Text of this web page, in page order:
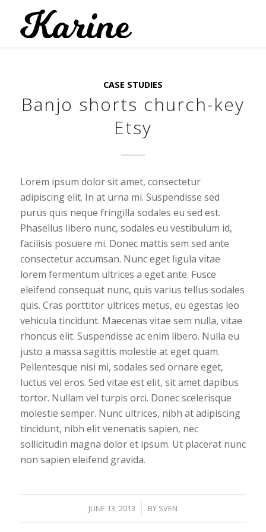
CASE STUDIES
Banjo shorts church-key
Etsy
Lorem ipsum dolor sit amet, consectetur
adipiscing elit. In at urna mi. Suspendisse sed
purus quis neque fringilla sodales eu sed est.
Phasellus libero nunc, sodales eu vestibulum id,
facilisis posuere mi. Donec mattis sem sed ante
consectetur accumsan. Nunc eget ligula vitae
lorem fermentum ultrices a eget ante. Fusce
eleifend consequat nunc, quis varius tellus sodales
quis. Cras porttitor ultrices metus, eu egestas leo
vehicula tincidunt. Maecenas vitae sem nulla, vitae
rhoncus elit. Suspendisse ac enim libero. Nulla eu
justo a massa sagittis molestie at eget quam.
Pellentesque nisi mi, sodales sed ornare eget,
luctus vel eros. Sed vitae est elit, sit amet dapibus
tortor. Nullam vel turpis orci. Donec scelerisque
molestie semper. Nunc ultrices, nibh at adipiscing
tincidunt, nibh elit venenatis sapien, nec
sollicitudin magna dolor et ipsum. Ut placerat nunc
non sapien eleifend gravida.
JUNE 13, 2013
/ BY SVEN